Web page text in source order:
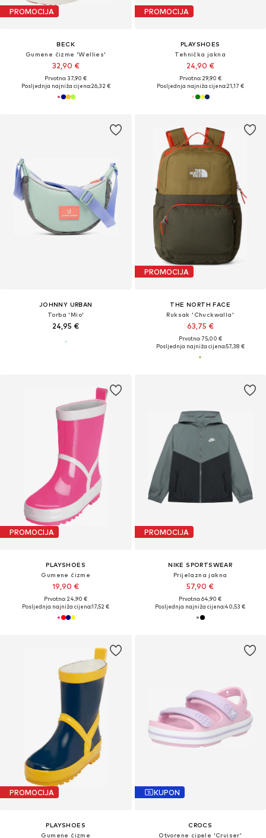
PROMOCIJA
BECK
Gumene čizme 'Wellies'
32,90 €
Prvotno: 37,90 €
Posljednja najniža cijena:26,32 €
PROMOCIJA
PLAYSHOES
Tehnička jakna
24,90 €
Prvotno: 29,90 €
Posljednja najniža cijena:21,17 €
JOHNNY URBAN
Torba 'Mio'
24,95 €
PROMOCIJA
THE NORTH FACE
Ruksak 'Chuckwalla'
63,75 €
Prvotno: 75,00 €
Posljednja najniža cijena:57,38 €
PROMOCIJA
PLAYSHOES
Gumene čizme
19,90 €
Prvotno: 24,90 €
Posljednja najniža cijena:17,52 €
PROMOCIJA
NIKE SPORTSWEAR
Prijelazna jakna
57,90 €
Prvotno: 64,90 €
Posljednja najniža cijena:40,53 €
PROMOCIJA
PLAYSHOES
Gumene čizme
KUPON
CROCS
Otvorene cipele 'Cruiser'